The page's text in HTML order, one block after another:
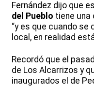
Fernández dijo que
del Pueblo tiene
“y es que cuando se
local, en realidad
Recordó que el
de Los Alcarrizos y
inaugurados el de